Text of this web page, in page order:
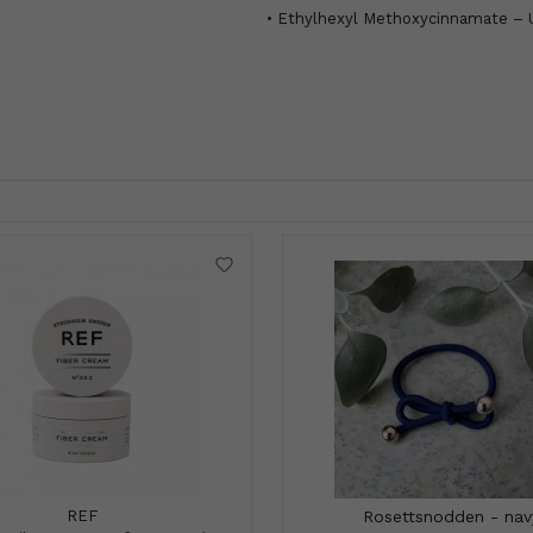
• Ethylhexyl Methoxycinnamate –
REF Rosettsnodden -